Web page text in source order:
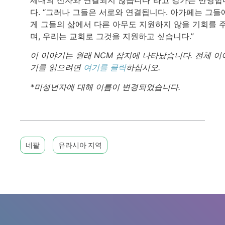
다. “그러나 그들은 서로와 연결됩니다. 아가페는 그들
게 그들의 삶에서 다른 아무도 지원하지 않을 기회를
며, 우리는 교회로 그것을 지원하고 싶습니다.”
이 이야기는 원래 NCM 잡지에 나타났습니다. 전체 이
기를 읽으려면 여기를 클릭하십시오.
*미성년자에 대해 이름이 변경되었습니다.
네팔 유라시아 지역